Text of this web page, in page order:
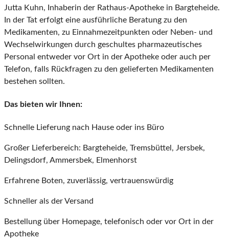
Jutta Kuhn, Inhaberin der Rathaus-Apotheke in Bargteheide.
In der Tat erfolgt eine ausführliche Beratung zu den
Medikamenten, zu Einnahmezeitpunkten oder Neben- und
Wechselwirkungen durch geschultes pharmazeutisches
Personal entweder vor Ort in der Apotheke oder auch per
Telefon, falls Rückfragen zu den gelieferten Medikamenten
bestehen sollten.
Das bieten wir Ihnen:
Schnelle Lieferung nach Hause oder ins Büro
Großer Lieferbereich: Bargteheide, Tremsbüttel, Jersbek,
Delingsdorf, Ammersbek, Elmenhorst
Erfahrene Boten, zuverlässig, vertrauenswürdig
Schneller als der Versand
Bestellung über Homepage, telefonisch oder vor Ort in der
Apotheke